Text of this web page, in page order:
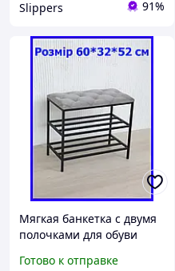
Slippers 91%
Мягкая банкетка с двумя
полочками для обуви
для обуви в прихожую
Готово к отправке